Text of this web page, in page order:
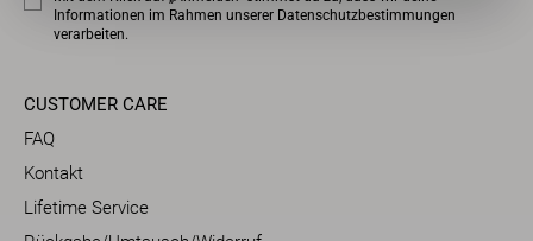
Informationen im Rahmen unserer Datenschutzbestimmungen
verarbeiten.
CUSTOMER CARE
FAQ
Kontakt
Lifetime Service